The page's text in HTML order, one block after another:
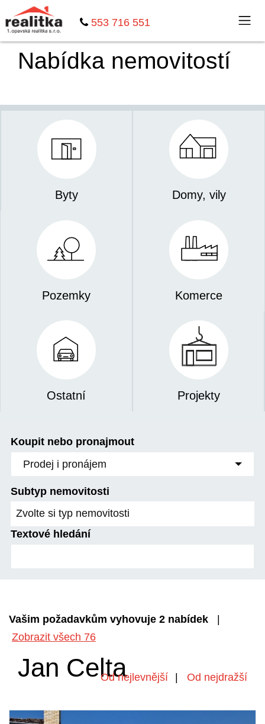
553 716 551
Nabídka nemovitostí
Byty Domy, vily
Pozemky Komerce
Ostatní Projekty
Koupit nebo pronajmout
Prodej i pronájem
Subtyp nemovitosti
Zvolte si typ nemovitosti
Textové hledání
Vašim požadavkům vyhovuje 2 nabídek
Zobrazit všech 76
Jan Celtanejlevnější nejdražší